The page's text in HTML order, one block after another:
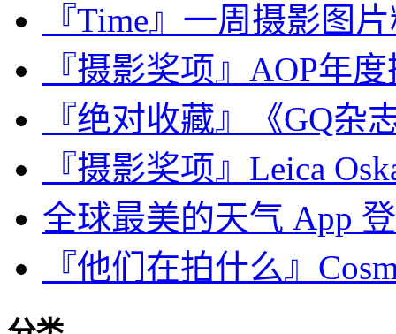
『Time』一周摄影图
『摄影奖项』AOP年
『绝对收藏』《GQ杂
『摄影奖项』Leica
全球最美的天气 App
『他们在拍什么』